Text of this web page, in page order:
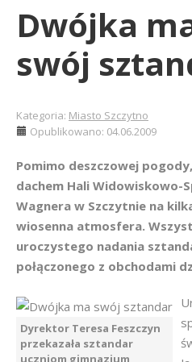
Dwójka
swój
Kategoria: Miasto Szczytno
Opublikowano: 04.06.2009
Pomimo deszczowej
dachem Hali Widowiskowo-
Wagnera w Szczytnie na
wiosenna atmosfera.
uroczystego nadania
połączonego z obchodami
Dyrektor Teresa Feszczyn
przekazała sztandar
uczniom gimnazjum